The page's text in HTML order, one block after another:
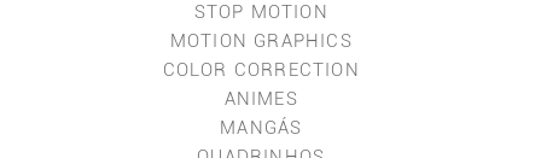
STOP MOTION
MOTION GRAPHICS
COLOR CORRECTION
ANIMES
MANGÁS